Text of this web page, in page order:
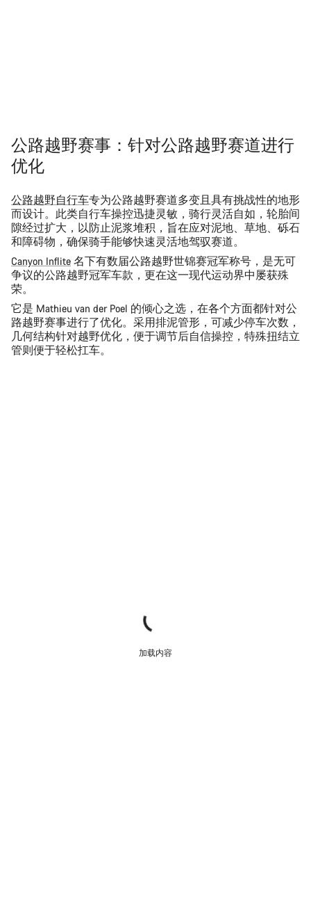
公路越野赛事：针对公路越野赛道进行
优化
公路越野自行车专为公路越野赛道多变且具有挑战性的地形
而设计。此类自行车操控迅捷灵敏，骑行灵活自如，轮胎间
隙经过扩大，以防止泥浆堆积，旨在应对泥地、草地、砾石
和障碍物，确保骑手能够快速灵活地驾驭赛道。
Canyon Inflite 名下有数届公路越野世锦赛冠军称号，是无可
争议的公路越野冠军车款，更在这一现代运动界中屡获殊
荣。
它是 Mathieu van der Poel 的倾心之选，在各个方面都针对公
路越野赛事进行了优化。采用排泥管形， 可减少停车次数 ，
几何结构针对越野优化，便于调节后自信操控 ，特殊扭结立
管则便于轻松扛车。
加载内容